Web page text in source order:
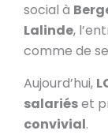
social à
Lalinde,
comme de
Aujourd’hui,
salariéset
convivial.